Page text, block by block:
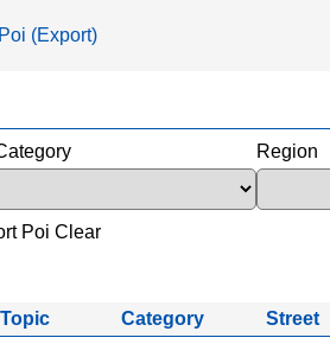
Poi (Export)
Region
Poi Clear
Topic Category Street